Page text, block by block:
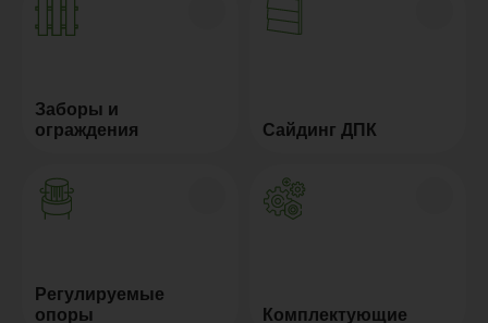
Заборы и
ограждения
Сайдинг ДПК
Регулируемые
опоры
Комплектующие